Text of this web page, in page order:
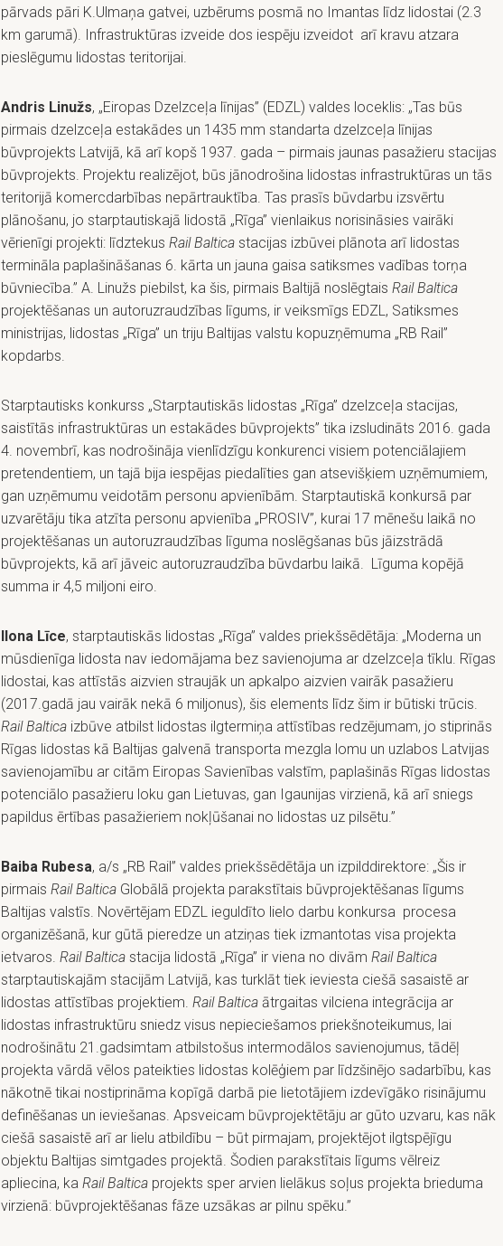
pārvads pāri K.Ulmaņa gatvei, uzbērums posmā no Imantas līdz lidostai (2.3
km garumā). Infrastruktūras izveide dos iespēju izveidot arī kravu atzara
pieslēgumu lidostas teritorijai.
Andris Linužs, „Eiropas Dzelzceļa līnijas” (EDZL) valdes loceklis: „Tas būs
pirmais dzelzceļa estakādes un 1435 mm standarta dzelzceļa līnijas
būvprojekts Latvijā, kā arī kopš 1937. gada – pirmais jaunas pasažieru stacijas
būvprojekts. Projektu realizējot, būs jānodrošina lidostas infrastruktūras un tās
teritorijā komercdarbības nepārtrauktība. Tas prasīs būvdarbu izsvērtu
plānošanu, jo starptautiskajā lidostā „Rīga” vienlaikus norisināsies vairāki
vērienīgi projekti: līdztekus Rail Baltica stacijas izbūvei plānota arī lidostas
termināla paplašināšanas 6. kārta un jauna gaisa satiksmes vadības torņa
būvniecība.” A. Linužs piebilst, ka šis, pirmais Baltijā noslēgtais Rail Baltica
projektēšanas un autoruzraudzības līgums, ir veiksmīgs EDZL, Satiksmes
ministrijas, lidostas „Rīga” un triju Baltijas valstu kopuzņēmuma „RB Rail”
kopdarbs.
Starptautisks konkurss „Starptautiskās lidostas „Rīga” dzelzceļa stacijas,
saistītās infrastruktūras un estakādes būvprojekts” tika izsludināts 2016. gada
4. novembrī, kas nodrošināja vienlīdzīgu konkurenci visiem potenciālajiem
pretendentiem, un tajā bija iespējas piedalīties gan atsevišķiem uzņēmumiem,
gan uzņēmumu veidotām personu apvienībām. Starptautiskā konkursā par
uzvarētāju tika atzīta personu apvienība „PROSIV”, kurai 17 mēnešu laikā no
projektēšanas un autoruzraudzības līguma noslēgšanas būs jāizstrādā
būvprojekts, kā arī jāveic autoruzraudzība būvdarbu laikā. Līguma kopējā
summa ir 4,5 miljoni eiro.
Ilona Līce, starptautiskās lidostas „Rīga” valdes priekšsēdētāja: „Moderna un
mūsdienīga lidosta nav iedomājama bez savienojuma ar dzelzceļa tīklu. Rīgas
lidostai, kas attīstās aizvien straujāk un apkalpo aizvien vairāk pasažieru
(2017.gadā jau vairāk nekā 6 miljonus), šis elements līdz šim ir būtiski trūcis.
Rail Baltica izbūve atbilst lidostas ilgtermiņa attīstības redzējumam, jo stiprinās
Rīgas lidostas kā Baltijas galvenā transporta mezgla lomu un uzlabos Latvijas
savienojamību ar citām Eiropas Savienības valstīm, paplašinās Rīgas lidostas
potenciālo pasažieru loku gan Lietuvas, gan Igaunijas virzienā, kā arī sniegs
papildus ērtības pasažieriem nokļūšanai no lidostas uz pilsētu.”
Baiba Rubesa, a/s „RB Rail” valdes priekšsēdētāja un izpilddirektore: „Šis ir
pirmais Rail Baltica Globālā projekta parakstītais būvprojektēšanas līgums
Baltijas valstīs. Novērtējam EDZL ieguldīto lielo darbu konkursa procesa
organizēšanā, kur gūtā pieredze un atziņas tiek izmantotas visa projekta
ietvaros. Rail Baltica stacija lidostā „Rīga” ir viena no divām Rail Baltica
starptautiskajām stacijām Latvijā, kas turklāt tiek ieviesta ciešā sasaistē ar
lidostas attīstības projektiem. Rail Baltica ātrgaitas vilciena integrācija ar
lidostas infrastruktūru sniedz visus nepieciešamos priekšnoteikumus, lai
nodrošinātu 21.gadsimtam atbilstošus intermodālos savienojumus, tādēļ
projekta vārdā vēlos pateikties lidostas kolēģiem par līdzšinējo sadarbību, kas
nākotnē tikai nostiprināma kopīgā darbā pie lietotājiem izdevīgāko risinājumu
definēšanas un ieviešanas. Apsveicam būvprojektētāju ar gūto uzvaru, kas nāk
ciešā sasaistē arī ar lielu atbildību – būt pirmajam, projektējot ilgtspējīgu
objektu Baltijas simtgades projektā. Šodien parakstītais līgums vēlreiz
apliecina, ka Rail Baltica projekts sper arvien lielākus soļus projekta brieduma
virzienā: būvprojektēšanas fāze uzsākas ar pilnu spēku.”